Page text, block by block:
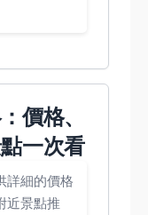
價格、
一次看
詳細的價格
近景點推